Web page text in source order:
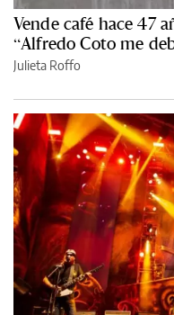
Vende café hace 47
“Alfredo Coto me
Julieta Roffo